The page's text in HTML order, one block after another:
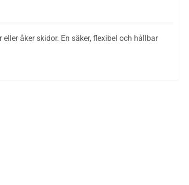
åker skidor. En säker, flexibel och hållbar